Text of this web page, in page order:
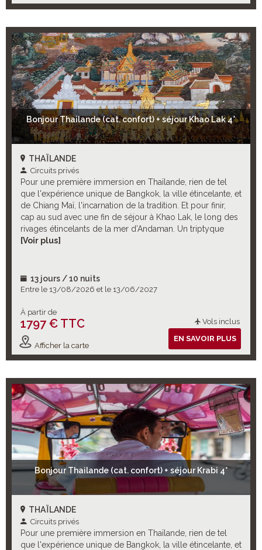
Bonjour Thailande (cat. confort) + séjour Khao Lak 4*
THAÏLANDE
Circuits privés
Pour une première immersion en Thaïlande, rien de tel
que l'expérience unique de Bangkok, la ville étincelante, et
de Chiang Maï, l'incarnation de la tradition. Et pour finir,
cap au sud avec une fin de séjour à Khao Lak, le long des
rivages étincelants de la mer d’Andaman. Un triptyque
incontournable pour plonger dans les charmes
optionnelles à choisir selon vos envies !
[Voir plus]
13 jours / 10 nuits
Entre le 13/08/2026 et le 13/06/2027
À partir de
1797 € TTC Vols inclus
Afficher la carte
EN SAVOIR PLUS
Bonjour Thailande (cat. confort) + séjour Krabi 4*
THAÏLANDE
Circuits privés
Pour une première immersion en Thaïlande, rien de tel
que l'expérience unique de Bangkok, la ville étincelante, et